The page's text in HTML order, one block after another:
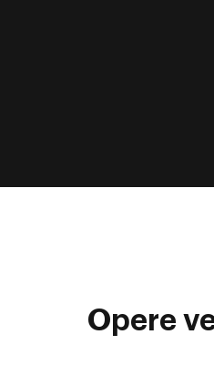
Opere